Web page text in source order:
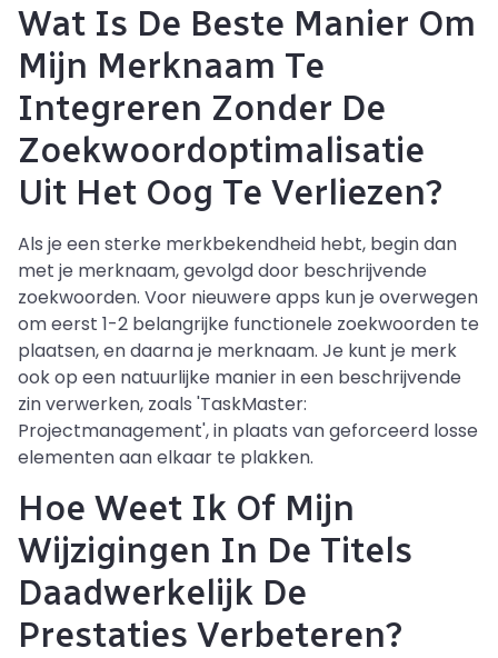
Wat Is De Beste Manier Om
Mijn Merknaam Te
Integreren Zonder De
Zoekwoordoptimalisatie
Uit Het Oog Te Verliezen?
Als je een sterke merkbekendheid hebt, begin dan
met je merknaam, gevolgd door beschrijvende
zoekwoorden. Voor nieuwere apps kun je overwegen
om eerst 1-2 belangrijke functionele zoekwoorden te
plaatsen, en daarna je merknaam. Je kunt je merk
ook op een natuurlijke manier in een beschrijvende
zin verwerken, zoals 'TaskMaster:
Projectmanagement', in plaats van geforceerd losse
elementen aan elkaar te plakken.
Hoe Weet Ik Of Mijn
Wijzigingen In De Titels
Daadwerkelijk De
Prestaties Verbeteren?